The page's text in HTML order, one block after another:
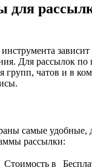
для
Для рассылок по
групп, чатов и в
самые удобные,
рассылки:
Стоимость в